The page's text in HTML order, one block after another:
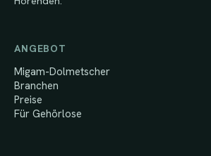
ANGEBOT
Migam-Dolmetscher
Branchen
Preise
Für Gehörlose